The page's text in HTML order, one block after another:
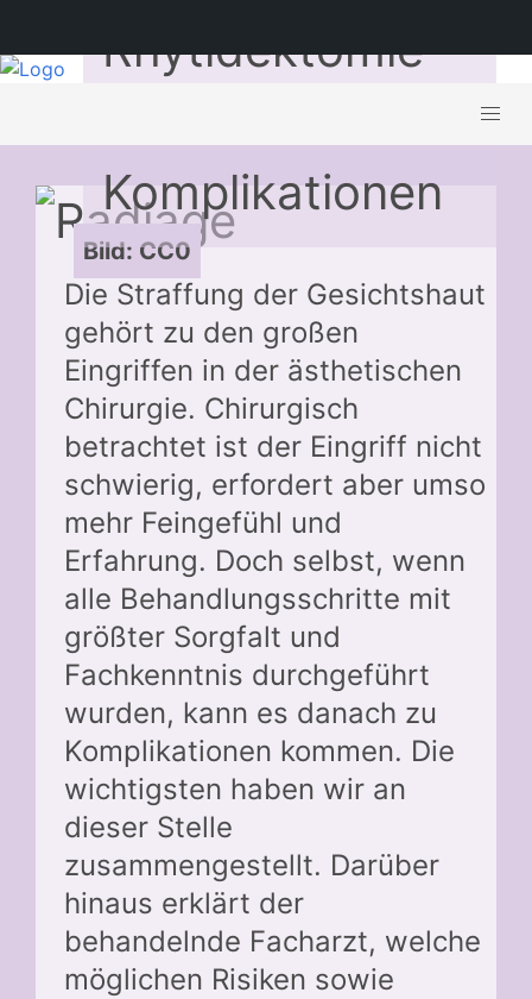
Bild: CC0
Rhytidektomie –
Komplikationen
Die Straffung der Gesichtshaut
gehört zu den großen
Eingriffen in der ästhetischen
Chirurgie. Chirurgisch
betrachtet ist der Eingriff nicht
schwierig, erfordert aber umso
mehr Feingefühl und
Erfahrung. Doch selbst, wenn
alle Behandlungsschritte mit
größter Sorgfalt und
Fachkenntnis durchgeführt
wurden, kann es danach zu
Komplikationen kommen. Die
wichtigsten haben wir an
dieser Stelle
zusammengestellt. Darüber
hinaus erklärt der
behandelnde Facharzt, welche
möglichen Risiken sowie